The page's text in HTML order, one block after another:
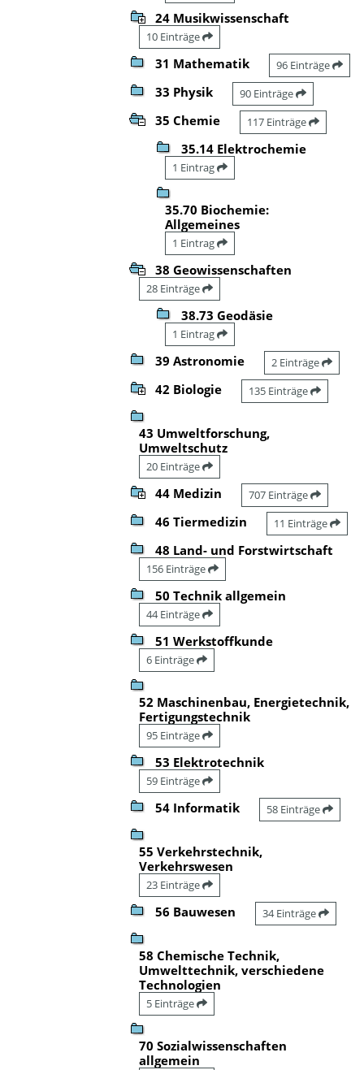
24 Musikwissenschaft
10 Einträge
31 Mathematik 96 Einträge
33 Physik 90 Einträge
35 Chemie 117 Einträge
35.14 Elektrochemie
1 Eintrag
35.70 Biochemie:
Allgemeines
1 Eintrag
38 Geowissenschaften
28 Einträge
38.73 Geodäsie
1 Eintrag
39 Astronomie 2 Einträge
42 Biologie 135 Einträge
43 Umweltforschung,
Umweltschutz
20 Einträge
44 Medizin 707 Einträge
46 Tiermedizin 11 Einträge
48 Land- und Forstwirtschaft
156 Einträge
50 Technik allgemein
44 Einträge
51 Werkstoffkunde
6 Einträge
52 Maschinenbau, Energietechnik,
Fertigungstechnik
95 Einträge
53 Elektrotechnik
59 Einträge
54 Informatik 58 Einträge
55 Verkehrstechnik,
Verkehrswesen
23 Einträge
56 Bauwesen 34 Einträge
58 Chemische Technik,
Umwelttechnik, verschiedene
Technologien
5 Einträge
70 Sozialwissenschaften
allgemein